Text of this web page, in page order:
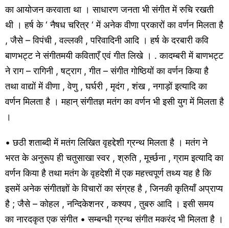
का आयोजन करवाता था । साधारण जनता भी संगीत में रुचि रखती
थी । हर्ष के ‘ नैषध चरित्र ‘ में अनेक वीणा प्रकारों का वर्णन मिलता है
, जैसे – विपंची , वल्लकी , परिवादिनी आदि । हर्ष के दरबारी कवि
बाणभट्ट ने संगीतमयी कविताएँ एवं गीत लिखे । . कादम्बरी में बाणभट्ट
ने राग – रागिनी , षट्राग , गीत – संगीत गोष्ठियों का वर्णन किया है
तथा वाद्यों में वीणा , वेणु , घर्घरी , मृदंग , शंख , नगाड़ों इत्यादि का
वर्णन मिलता है । महान् संगीतज्ञ मतंग का वर्णन भी इसी युग में मिलता है
।
• छठी शताब्दी में मतंग लिखित वृहद्देशी ग्रन्थ मिलता है । मतंग ने
भरत के अनुरूप ही चतुसाखा स्वर , श्रुति , मूर्च्छना , ग्राम इत्यादि का
वर्णन किया है तथा मतंग के वृहदेशी में एक महत्त्वपूर्ण तथ्य यह है कि
इसमें अनेक संगीतज्ञों के विचारों का संग्रह है , जिनकी कृतियाँ अप्राप्य
है ; जैसे – कोहल , नन्दिकेशनर , कश्यप , तुबरु आदि । इसी समय
का नारदकृत एक संगीत • सम्बन्धी ग्रन्थ संगीत मकरंद भी मिलता है ।